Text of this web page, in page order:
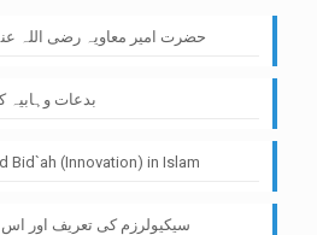
حضرت امیر معاویہ رضی اللہ
بدعات وہابیہ
Bid`ah (Innovation) in Islam
سیکیولرزم کی تعریف اور اس